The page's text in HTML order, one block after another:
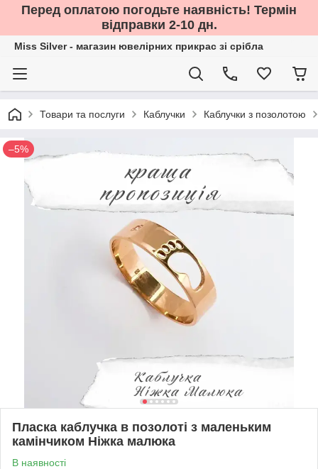
Перед оплатою погодьте наявність! Термін
відправки 2-10 дн.
Miss Silver - магазин ювелірних прикрас зі срібла
Товари та послуги Каблучки Каблучки з позолотою
–5%
Пласка каблучка в позолоті з маленьким
камінчиком Ніжка малюка
В наявності